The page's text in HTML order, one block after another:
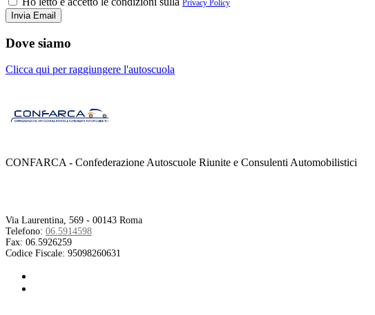
Privacy Policy
Dove siamo
Clicca qui per raggiungere l'autoscuola
CONFARCA - Confederazione Autoscuole Riunite e Consulenti Automobilistici
Via Laurentina, 569 - 00143 Roma
Telefono: 06.5914598
Fax: 06.5926259
Codice Fiscale: 95098260631